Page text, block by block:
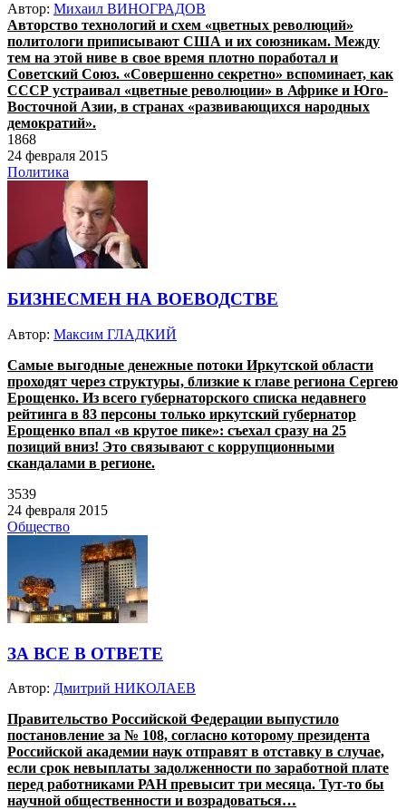
Автор: Михаил ВИНОГРАДОВ
Авторство технологий и схем «цветных революций»
политологи приписывают США и их союзникам. Между
тем на этой ниве в свое время плотно поработал и
Советский Союз. «Совершенно секретно» вспоминает, как
СССР устраивал «цветные революции» в Африке и Юго-
Восточной Азии, в странах «развивающихся народных
демократий».
1868
24 февраля 2015
Политика
БИЗНЕСМЕН НА ВОЕВОДСТВЕ
Автор: Максим ГЛАДКИЙ
Самые выгодные денежные потоки Иркутской области
проходят через структуры, близкие к главе региона Сергею
Ерощенко. Из всего губернаторского списка недавнего
рейтинга в 83 персоны только иркутский губернатор
Ерощенко впал «в крутое пике»: съехал сразу на 25
позиций вниз! Это связывают с коррупционными
скандалами в регионе.
3539
24 февраля 2015
Общество
ЗА ВСЕ В ОТВЕТЕ
Автор: Дмитрий НИКОЛАЕВ
Правительство Российской Федерации выпустило
постановление за № 108, согласно которому президента
Российской академии наук отправят в отставку в случае,
если срок невыплаты задолженности по заработной плате
перед работниками РАН превысит три месяца. Тут-то бы
научной общественности и возрадоваться…